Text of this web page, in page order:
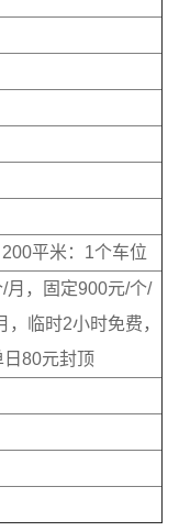
平米：1个车位
月，固定900元/个/
临时2小时免费，
80元封顶